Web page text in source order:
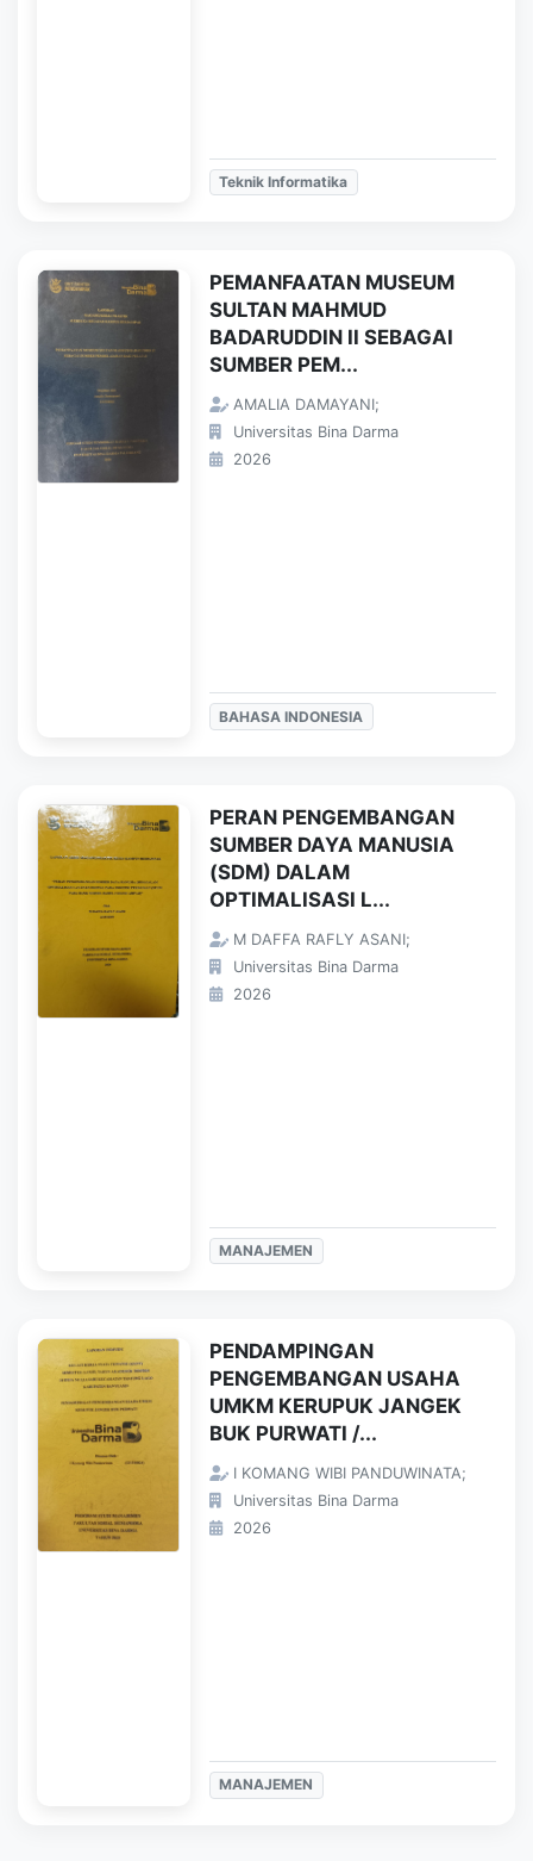
Teknik Informatika
PEMANFAATAN MUSEUM
SULTAN MAHMUD
BADARUDDIN II SEBAGAI
SUMBER PEM...
AMALIA DAMAYANI;
Universitas Bina Darma
2026
BAHASA INDONESIA
PERAN PENGEMBANGAN
SUMBER DAYA MANUSIA
(SDM) DALAM
OPTIMALISASI L...
M DAFFA RAFLY ASANI;
Universitas Bina Darma
2026
MANAJEMEN
PENDAMPINGAN
PENGEMBANGAN USAHA
UMKM KERUPUK JANGEK
BUK PURWATI /...
I KOMANG WIBI PANDUWINATA;
Universitas Bina Darma
2026
MANAJEMEN